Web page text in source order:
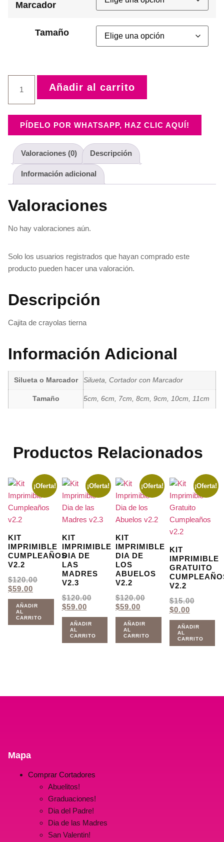
Marcador
Tamaño
crayolas
cantidad
Añadir al carrito
PÍDELO POR WHATSAPP, HAZ CLIC AQUÍ!
Valoraciones (0) Descripción
Información adicional
Valoraciones
No hay valoraciones aún.
Solo los usuarios registrados que hayan comprado este
producto pueden hacer una valoración.
Descripción
Cajita de crayolas tierna
Información Adicional
Silueta o Marcador Silueta, Cortador con Marcador
Tamaño 5cm, 6cm, 7cm, 8cm, 9cm, 10cm, 11cm
Productos Relacionados
¡Oferta!
KIT
IMPRIMIBLE
CUMPLEAÑOS
V2.2
$120.00EL
PRECIO
ORIGINAL
ERA:
$120.00.
$59.00
PRECIO
ACTUAL
ES:
$59.00.
AÑADIR
AL
CARRITO
¡Oferta!
KIT
IMPRIMIBLE
DIA DE
LAS
MADRES
V2.3
$120.00EL
PRECIO
ORIGINAL
ERA:
$120.00.
$59.00EL
PRECIO
ACTUAL
ES:
$59.00.
AÑADIR
AL
CARRITO
¡Oferta!
KIT
IMPRIMIBLE
DIA DE
LOS
ABUELOS
V2.2
$120.00EL
PRECIO
ORIGINAL
ERA:
$120.00.
$59.00
PRECIO
ACTUAL
ES:
$59.00.
AÑADIR
AL
CARRITO
¡Oferta!
KIT
IMPRIMIBLE
GRATUITO
V2.2
$15.00EL
ERA:
$15.00.
$0.00EL
PRECIO
ACTUAL
ES:
$0.00.
AÑADIR
AL
CARRITO
Mapa
Comprar Cortadores
Abuelitos!
Graduaciones!
Dia del Padre!
Dia de las Madres
San Valentin!